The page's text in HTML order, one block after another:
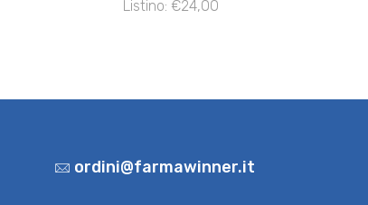
Listino: €24,00
ordini@farmawinner.it